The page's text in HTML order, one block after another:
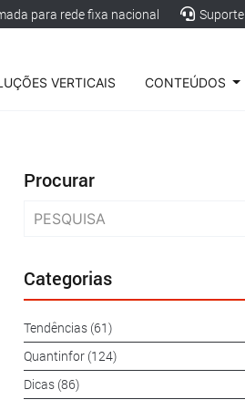
para rede fixa nacional Suporte
VERTICAIS CONTEÚDOS
Procurar
Categorias
Tendências (61)
Quantinfor (124)
Dicas (86)